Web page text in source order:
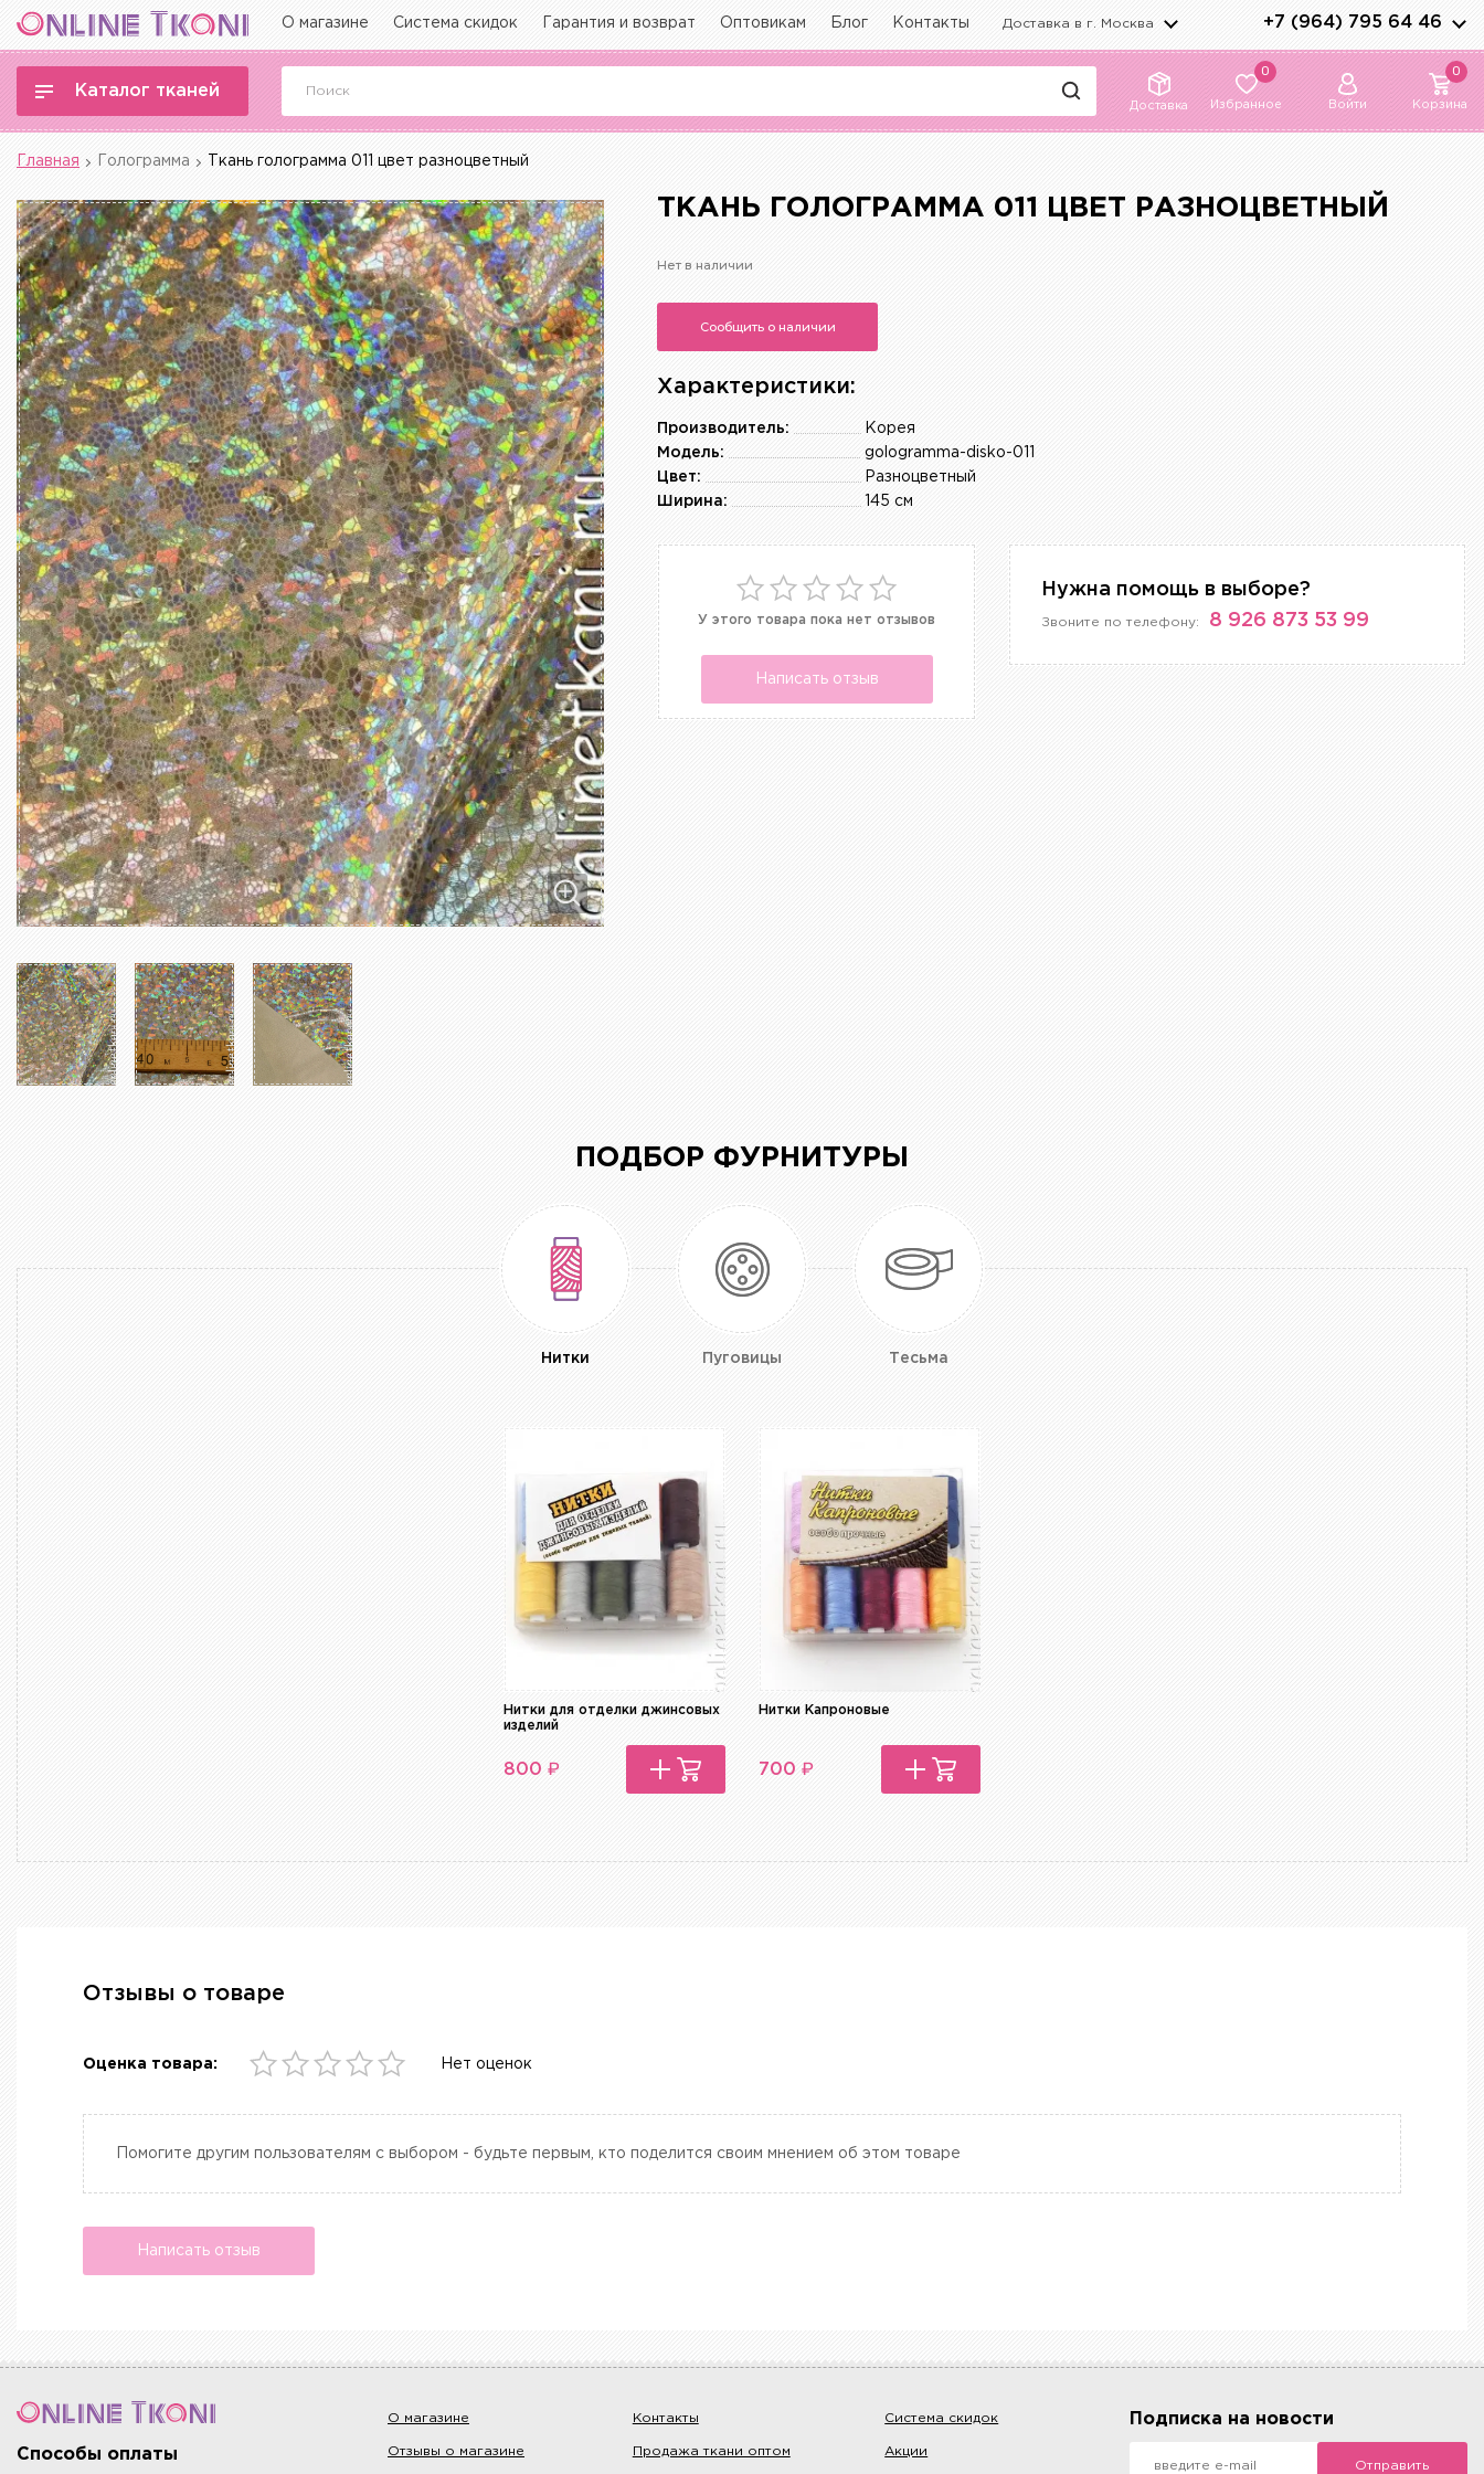
О магазине Система скидок Гарантия и возврат Оптовикам Блог Контакты Доставка в г. Москва +7 (964) 795 64 46
Каталог тканей
Доставка
0
Избранное Войти
0
Корзина
Главная Голограмма Ткань голограмма 011 цвет разноцветный
ТКАНЬ ГОЛОГРАММА 011 ЦВЕТ РАЗНОЦВЕТНЫЙ
Нет в наличии
Сообщить о наличии
Характеристики:
Корея
Производитель:
gologramma-disko-011
Модель:
Разноцветный
Цвет:
145 см
Ширина:
У этого товара пока нет отзывов
Написать отзыв
Нужна помощь в выборе?
Звоните по телефону: 8 926 873 53 99
ПОДБОР ФУРНИТУРЫ
Нитки Пуговицы Тесьма
Нитки для отделки джинсовых
изделий
800 ₽
Нитки Капроновые
700 ₽
Отзывы о товаре
Оценка товара: Нет оценок
Помогите другим пользователям с выбором - будьте первым, кто поделится своим мнением об этом товаре
Написать отзыв
Способы оплаты
О магазине
Отзывы о магазине
Контакты
Продажа ткани оптом
Система скидок
Акции
Подписка на новости
Отправить